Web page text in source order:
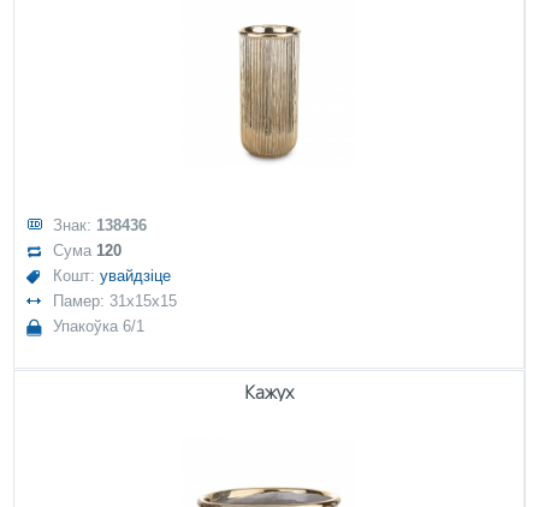
Знак: 138436
Сума120
Кошт:увайдзіце
Памер: 31x15x15
Упакоўка 6/1
Кажух